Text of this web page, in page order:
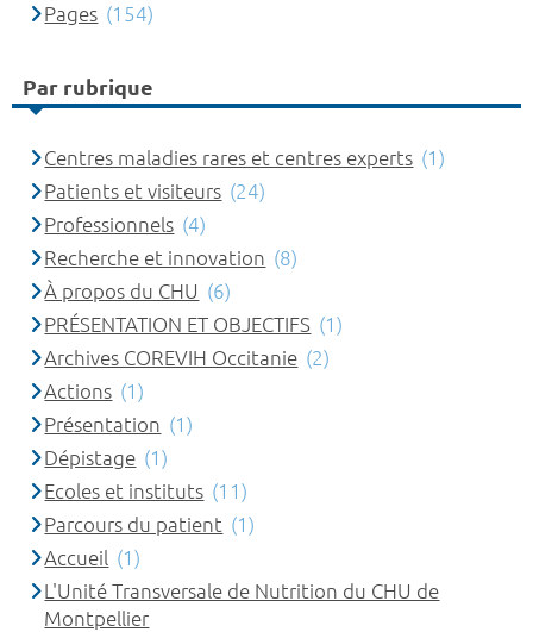
Pages (154)
Par rubrique
Centres maladies rares et centres experts (1)
Patients et visiteurs (24)
Professionnels (4)
Recherche et innovation (8)
À propos du CHU (6)
PRÉSENTATION ET OBJECTIFS (1)
Archives COREVIH Occitanie (2)
Actions (1)
Présentation (1)
Dépistage (1)
Ecoles et instituts (11)
Parcours du patient (1)
Accueil (1)
L'Unité Transversale de Nutrition du CHU de
Montpellier